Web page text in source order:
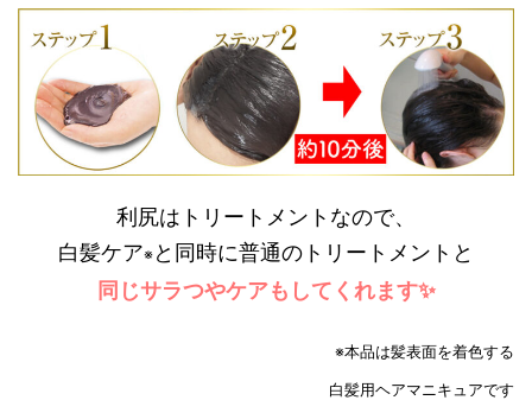
利尻はトリートメントなので、
白髪ケア※ と同時に普通のトリートメントと
同じサラつやケアもしてくれます✨
※本品は髪表面を着色する
白髪用ヘアマニキュアです